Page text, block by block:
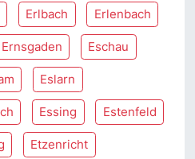
Erlbach Erlenbach
Ernsgaden Eschau
Eslarn
Essing Estenfeld
Etzenricht